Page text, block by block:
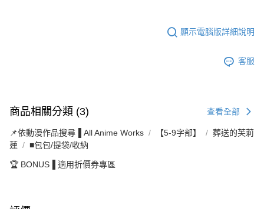
顯示電腦版詳細說明
客服
商品相關分類 (3) 查看全部
📌依動漫作品搜尋▐ All Anime Works 【5-9字部】
葬送的芙莉
蓮
■包包/提袋/收納
🏆 BONUS▐ 適用折價券專區